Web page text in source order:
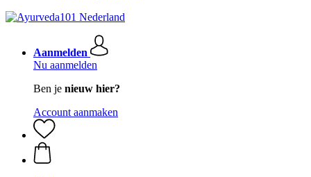
Aanmelden
Nu aanmelden
Ben je nieuw hier?
Account aanmaken